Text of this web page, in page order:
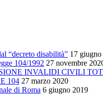
“decreto disabilità” 17
104/1992 27 novembre
INVALIDI CIVILI
104 27 marzo 2020
di Roma 6 giugno 2019